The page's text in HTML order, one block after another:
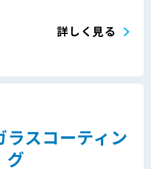
詳しく見る
ラスコーティン
グ